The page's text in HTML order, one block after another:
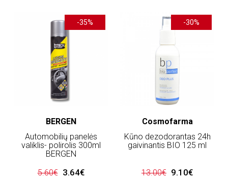
-35%
BERGEN
Automobilių panelės
valiklis- polirolis 300ml
BERGEN
5.60€ 3.64€
-30%
Cosmofarma
Kūno dezodorantas 24h
gaivinantis BIO 125 ml
13.00€ 9.10€